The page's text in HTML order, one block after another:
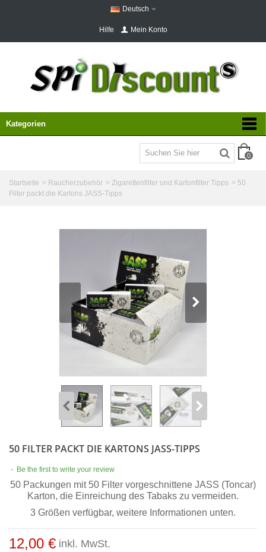
Deutsch
Hilfe Mein Konto
Kategorien
0
Startseite > Raucherzubehör > Zigarettenfilter und Kartonfilter Tipps > 50
Filter packt die Kartons JASS-Tipps
50 FILTER PACKT DIE KARTONS JASS-TIPPS
- Be the first to write your review
50 Packungen mit 50 Filter vorgeschnittene JASS (Toncar)
Karton, die Einreichung des Tabaks zu vermeiden.
3 Größen verfügbar, weitere Informationen unten.
12,00 € inkl. MwSt.